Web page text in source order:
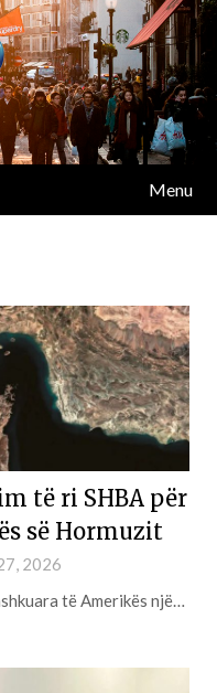
Menu
të ri SHBA për
së Hormuzit
2026
të Amerikës një…